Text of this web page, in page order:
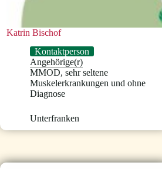
Katrin Bischof
Kontaktperson
Angehörige(r)
MMOD, sehr seltene
Muskelerkrankungen und ohne
Diagnose
Unterfranken